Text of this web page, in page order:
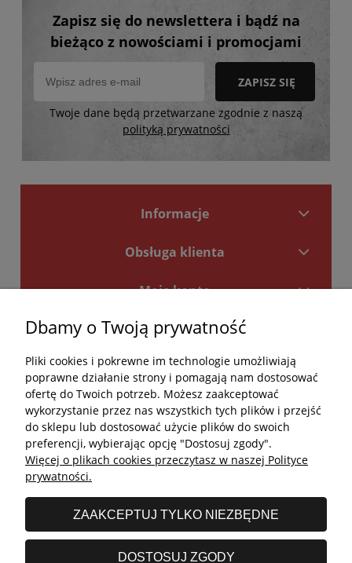
Zapisz się do newslettera i bądź na
bieżąco z nowościami i promocjami
ZAPISZ SIĘ
Twoje dane będą przetwarzane zgodnie z naszą
polityką prywatności
Informacje
Obsługa klienta
Moje konto
Płatności i dostawa
Kontakt
Kontakt
undefined
Godziny otwarcia salonu:
Poniedziałek - Piątek: 11:00 - 19:00
Sobota: 10:00 - 14:00
Dbamy o Twoją prywatność
Pliki cookies i pokrewne im technologie umożliwiają
poprawne działanie strony i pomagają nam dostosować
ofertę do Twoich potrzeb. Możesz zaakceptować
wykorzystanie przez nas wszystkich tych plików i przejść
do sklepu lub dostosować użycie plików do swoich
preferencji, wybierając opcję "Dostosuj zgody".
Więcej o plikach cookies przeczytasz w naszej Polityce
prywatności.
ZAAKCEPTUJ TYLKO NIEZBĘDNE
DOSTOSUJ ZGODY